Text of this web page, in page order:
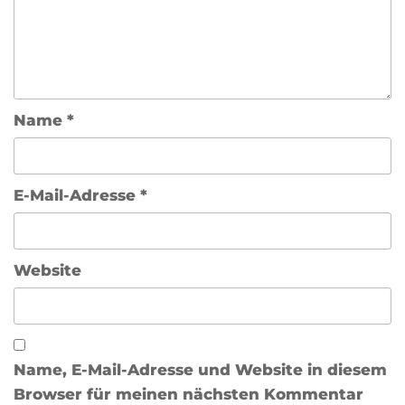
Name *
E-Mail-Adresse *
Website
Name, E-Mail-Adresse und Website in diesem
Browser für meinen nächsten Kommentar